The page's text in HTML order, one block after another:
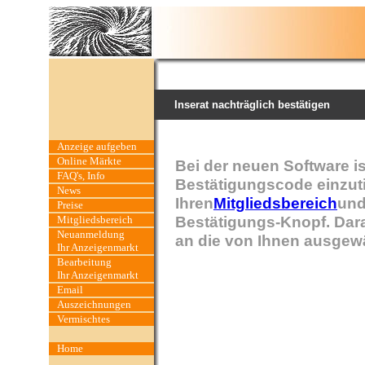
Anzeige aufgeben
Online Märkte
FAQ's, Info
News
Preise
Mitgliedsbereich
Neuanmeldung
Ihr Anzeigenmarkt
Bearbeitung
Ihr Anzeigenmarkt
Email
Auszeichnungen
Vermischtes
Home
Inserat nachträglich bestätigen
Bei der neuen Software
Bestätigungscode
IhrenMitgliedsbereich
Bestätigungs-Knopf.
an die von Ihnen